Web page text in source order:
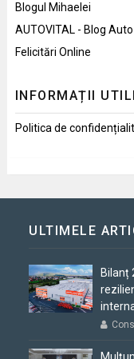
Blogul Mihaelei
AUTOVITAL - Blog Auto
Felicitări Online
INFORMAȚII
Politica de
ULTIMELE
Bilanț